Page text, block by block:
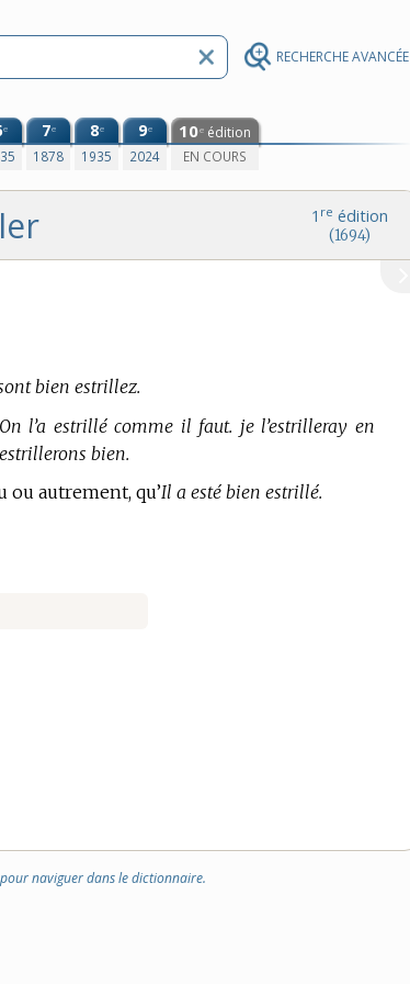
RECHERCHE AVANCÉE
e 7e
1878
8e
1935
9e
2024
10e édition
EN COURS
1 re édition
(1694)
bien estrillez.
On l’a estrillé comme il faut. je l’estrilleray en
bien.
ou autrement, qu’Il a esté bien estrillé.
naviguer dans le dictionnaire.